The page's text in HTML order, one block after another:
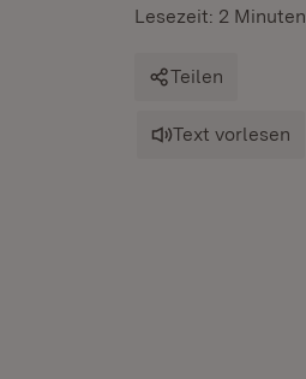
Lesezeit: 2 Minuten
Teilen
Text vorlesen